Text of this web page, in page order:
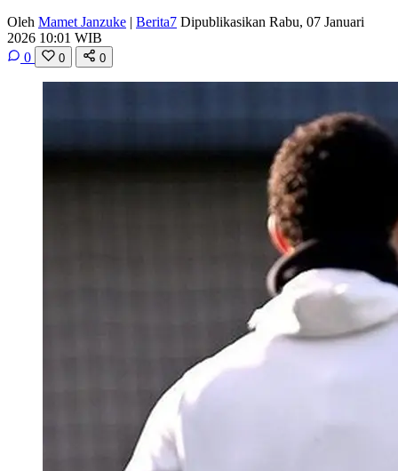
Oleh Mamet Janzuke | Berita7 Dipublikasikan Rabu, 07 Januari
2026 10:01 WIB
0
0 0